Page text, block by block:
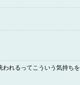
れるってこういう気持ちを